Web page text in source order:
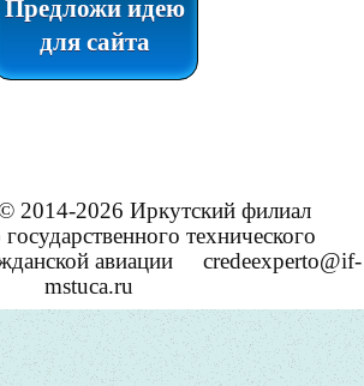
Предложи идею
для сайта
2014-2026 Иркутский филиал
технического
авиации
credeexperto@if-
mstuca.ru